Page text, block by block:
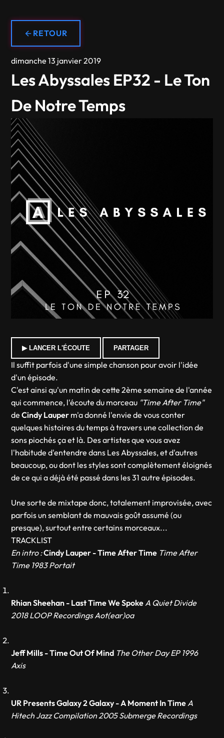
RETOUR
dimanche 13 janvier 2019
Les Abyssales EP32 - Le Ton
De Notre Temps
▶ LANCER L'ÉCOUTE PARTAGER
Il suffit parfois d'une simple chanson pour avoir l'idée
d'un épisode.
C'est ainsi qu'un matin de cette 2ème semaine de l'année
qui commence, l'écoute du morceau "Time After Time"
de Cindy Lauper m'a donné l'envie de vous conter
quelques histoires du temps à travers une collection de
sons piochés ça et là. Des artistes que vous avez
l'habitude d'entendre dans Les Abyssales, et d'autres
beaucoup, ou dont les styles sont complètement éloignés
de ce qui a déjà été passé dans les 31 autre épisodes.
Une sorte de mixtape donc, totalement improvisée, avec
parfois un semblant de mauvais goût assumé (ou
presque), surtout entre certains morceaux...
TRACKLIST
En intro :Cindy Lauper - Time After Time Time After
Time 1983 Portait
Rhian Sheehan - Last Time We SpokeA Quiet Divide
2018 LOOP Recordings Aot(ear)oa
Jeff Mills - Time Out Of Mind The Other Day EP 1996
Axis
UR Presents Galaxy 2 Galaxy - A Moment In TimeA
Hitech Jazz Compilation 2005 Submerge Recordings